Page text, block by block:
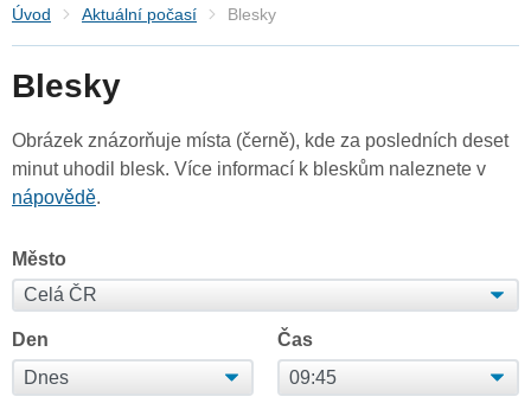
Úvod Aktuální počasí Blesky
Blesky
Obrázek znázorňuje místa (černě), kde za posledních deset
minut uhodil blesk. Více informací k bleskům naleznete v
nápovědě.
Město
Den Čas